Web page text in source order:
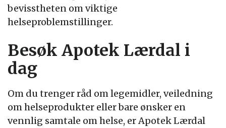
bevisstheten om viktige
helseproblemstillinger.
Besøk Apotek Lærdal i
dag
Om du trenger råd om legemidler, veiledning
om helseprodukter eller bare ønsker en
vennlig samtale om helse, er Apotek Lærdal